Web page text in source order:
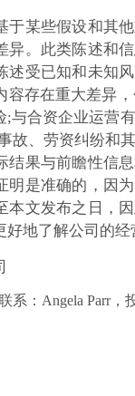
于某些假设和其
异。此类陈述和
述受已知和未知
容存在重大差异
;与合资企业运营
故、劳资纠纷和
结果与前瞻性信
明是准确的，因
本文发布之日，
好地了解公司的
系：Angela Parr，